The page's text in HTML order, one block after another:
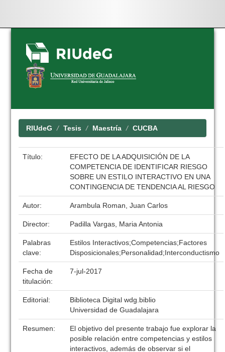
Skip
navigation
RIUdeG Tesis Maestría CUCBA
Título:
EFECTO DE LA ADQUISICIÓN DE LA
COMPETENCIA DE IDENTIFICAR RIESGO
SOBRE UN ESTILO INTERACTIVO EN UNA
CONTINGENCIA DE TENDENCIA AL RIESGO
Autor: Arambula Roman, Juan Carlos
Director: Padilla Vargas, Maria Antonia
Palabras
clave:
Estilos Interactivos;Competencias;Factores
Disposicionales;Personalidad;Interconductismo
Fecha de
titulación:
7-jul-2017
Editorial:
Biblioteca Digital wdg.biblio
Universidad de Guadalajara
Resumen:
El objetivo del presente trabajo fue explorar la
posible relación entre competencias y estilos
interactivos, además de observar si el